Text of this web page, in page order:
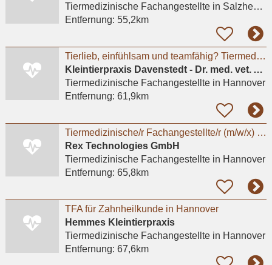
Tiermedizinische Fachangestelltein Salzhemmendorf, Oldendorf
Entfernung: 55,2km
Tierlieb, einfühlsam und teamfähig? Tiermedizinische Fachangestellte(m/w/d), Tierpfleger*in
Kleintierpraxis Davenstedt - Dr. med. vet. Astrid Krause-Lürig
Tiermedizinische Fachangestelltein Hannover
Entfernung: 61,9km
Tiermedizinische/r Fachangestellte/r (m/w/x) - Standort Hannover
Rex Technologies GmbH
Tiermedizinische Fachangestelltein Hannover
Entfernung: 65,8km
TFA für Zahnheilkunde in Hannover
Hemmes Kleintierpraxis
Tiermedizinische Fachangestelltein Hannover
Entfernung: 67,6km